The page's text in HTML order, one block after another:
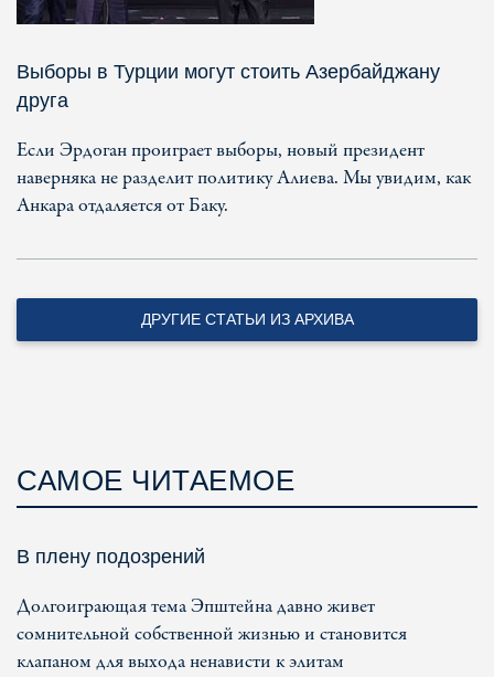
Выборы в Турции могут стоить Азербайджану
друга
Если Эрдоган проиграет выборы, новый президент
наверняка не разделит политику Алиева. Мы увидим, как
Анкара отдаляется от Баку.
ДРУГИЕ СТАТЬИ ИЗ АРХИВА
САМОЕ ЧИТАЕМОЕ
В плену подозрений
Долгоиграющая тема Эпштейна давно живет
сомнительной собственной жизнью и становится
клапаном для выхода ненависти к элитам